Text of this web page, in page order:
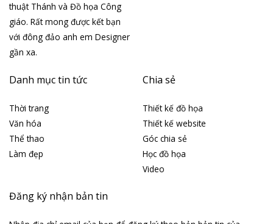
thuật Thánh và Đồ họa Công
giáo. Rất mong được kết bạn
với đông đảo anh em Designer
gần xa.
Danh mục tin tức
Thời trang
Văn hóa
Thể thao
Làm đẹp
Chia sẻ
Thiết kế đồ họa
Thiết kế website
Góc chia sẻ
Học đồ họa
Video
Đăng ký nhận bản tin